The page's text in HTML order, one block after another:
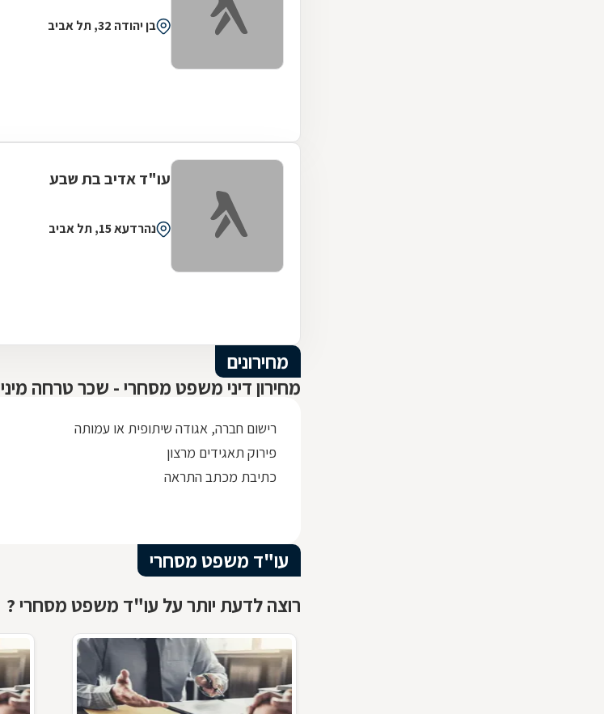
בן יהודה 32, תל אביב
עו"ד אדיב בת שבע
נהרדעא 15, תל אביב
מחירונים
מחירון דיני משפט מסחרי - שכר טרחה
רישום חברה, אגודה שיתופית או עמותה
פירוק תאגידים מרצון
כתיבת מכתב התראה
עו"ד משפט מסחרי
רוצה לדעת יותר על עו"ד משפט מסחרי ?